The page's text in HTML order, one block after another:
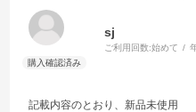
sj
ご利用回数:始めて
記載内容のとおり、新品未使用